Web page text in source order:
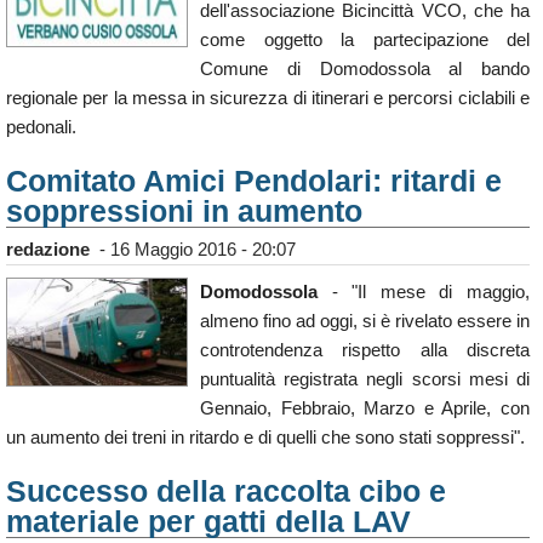
dell'associazione Bicincittà VCO, che ha
come oggetto la partecipazione del
Comune di Domodossola al bando
regionale per la messa in sicurezza di itinerari e percorsi ciclabili e
pedonali.
Comitato Amici Pendolari: ritardi e
soppressioni in aumento
redazione - 16 Maggio 2016 - 20:07
Domodossola- "Il mese di maggio,
almeno fino ad oggi, si è rivelato essere in
controtendenza rispetto alla discreta
puntualità registrata negli scorsi mesi di
Gennaio, Febbraio, Marzo e Aprile, con
un aumento dei treni in ritardo e di quelli che sono stati soppressi".
Successo della raccolta cibo e
materiale per gatti della LAV